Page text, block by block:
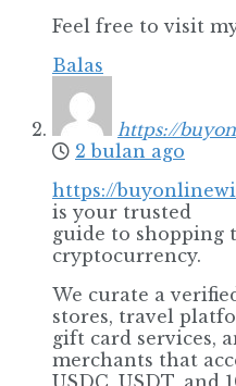
Feel free to visit
Balas
https://
2 bulan ago
https://
is your trusted
guide to
cryptocurrency.
We curate a
stores, travel
gift card services,
merchants that